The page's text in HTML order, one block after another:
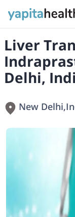
Liver
Delhi,
New Delhi,